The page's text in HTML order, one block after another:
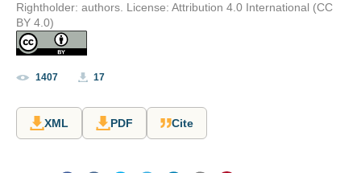
Rightholder: authors. License: Attribution 4.0 International (CC
BY 4.0)
1407 17
XML PDF Cite